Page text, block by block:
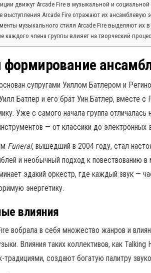
движут Arcade Fire в музыкальной и социальной
выступления Arcade Fire отражают их ансамблевую
музыкального стиля Arcade Fire выделяют их
каждого члена группы влияет на творческий
формирование
супругами Уиллом Батлером и
Батлер и его брат Уин Батлер, вместе с
Уже с самого начала группа
— от классики до электронных
Funeral, вышедший в 2004 году, стал
и необычный подход к повествованию
эдакий оркестр, где каждый звук —
энергетику.
влияния
вобрала в себя множество жанров и
Влияния таких коллективов, как
традициями, создают богатую палитру